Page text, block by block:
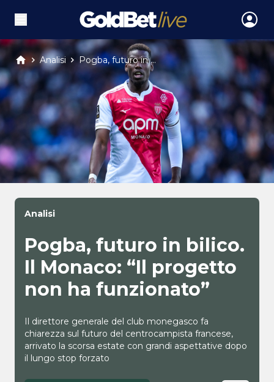
Analisi Pogba, futuro in ...
Analisi
Pogba, futuro in bilico.
Il Monaco: “Il progetto
non ha funzionato”
Il direttore generale del club monegasco fa
chiarezza sul futuro del centrocampista francese,
arrivato la scorsa estate con grandi aspettative dopo
il lungo stop forzato